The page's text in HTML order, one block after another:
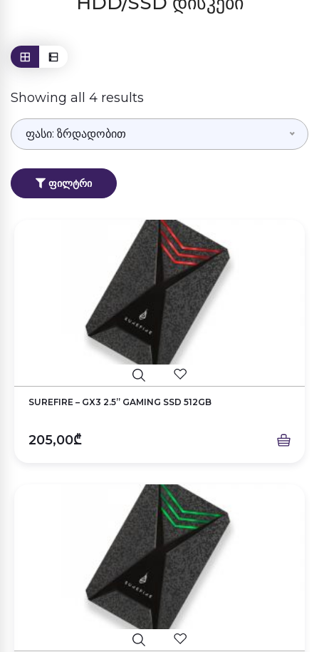
Showing all 4 results
ფასი: ზრდადობით
ᲤᲘᲚᲢᲠᲘ
SUREFIRE – GX3 2.5” GAMING SSD 512GB
205,00₾